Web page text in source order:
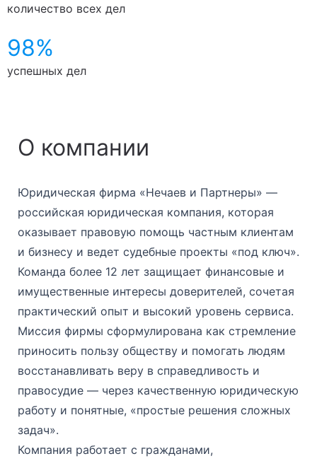
количество всех дел
98%
успешных дел
О компании
Юридическая фирма «Нечаев и Партнеры» —
российская юридическая компания, которая
оказывает правовую помощь частным клиентам
и бизнесу и ведет судебные проекты «под ключ».
Команда более 12 лет защищает финансовые и
имущественные интересы доверителей, сочетая
практический опыт и высокий уровень сервиса.
Миссия фирмы сформулирована как стремление
приносить пользу обществу и помогать людям
восстанавливать веру в справедливость и
правосудие — через качественную юридическую
работу и понятные, «простые решения сложных
задач».
Компания работает с гражданами,